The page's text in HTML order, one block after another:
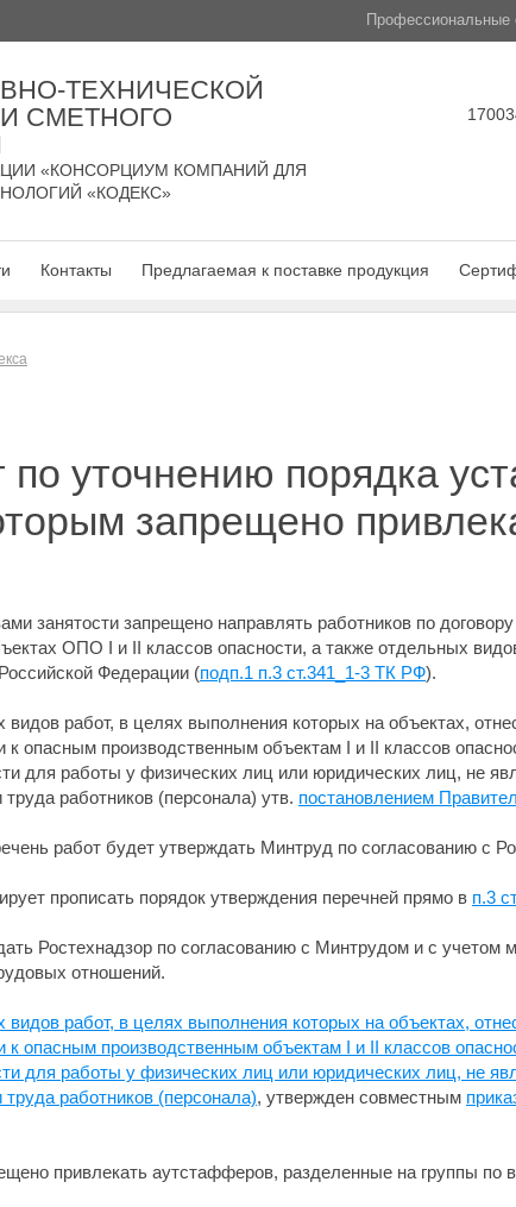
Профессиональные
ТЕХНИЧЕСКОЙ
СМЕТНОГО
«КОНСОРЦИУМ КОМПАНИЙ ДЛЯ
«КОДЕКС»
Контакты Предлагаемая к поставке продукция
по уточнению порядка
запрещено
занятости запрещено направлять работников по
ОПО I и II классов опасности, а также отдельных
Федерации (подп.1 п.3 ст.341_1-3 ТК РФ).
работ, в целях выполнения которых на объектах,
опасным производственным объектам I и II классов
для работы у физических лиц или юридических лиц, не
работников (персонала) утв. постановлением
работ будет утверждать Минтруд по согласованию с
прописать порядок утверждения перечней прямо в п.3
Ростехнадзор по согласованию с Минтрудом и с учетом
отношений.
работ, в целях выполнения которых на объектах,
опасным производственным объектам I и II классов
для работы у физических лиц или юридических лиц, не
работников (персонала), утвержден совместным
привлекать аутстафферов, разделенные на группы